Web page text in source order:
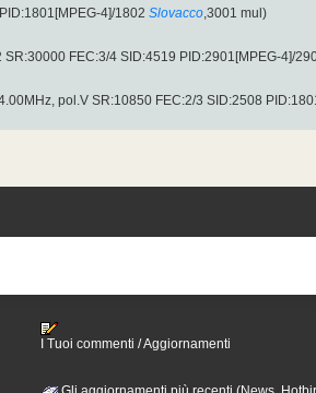
4]/1802 Slovacco,3001 mul)
FEC:3/4 SID:4519 PID:2901[MPEG-4]/
pol.V SR:10850 FEC:2/3 SID:2508
I Tuoi commenti / Aggiornamenti